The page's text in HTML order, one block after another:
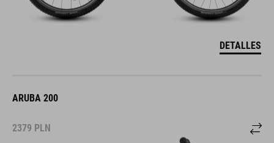
DETALLES
ARUBA 200
2379 PLN